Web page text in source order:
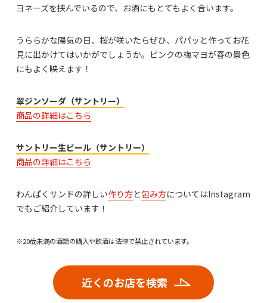
ヨネーズを挟んでいるので、お酒にもとてもよく合います。
うららかな陽気の日、桜が咲いたらぜひ、パパッと作ってお花
見に出かけてはいかがでしょうか。ピンクの梅マヨが春の景色
にもよく映えます！
翠ジンソーダ（サントリー）
商品の詳細はこちら
サントリー生ビール（サントリー）
商品の詳細はこちら
わんぱくサンドの詳しい作り方と包み方についてはInstagram
でもご紹介しています！
※20歳未満の酒類の購入や飲酒は法律で禁止されています。
近くのお店を検索